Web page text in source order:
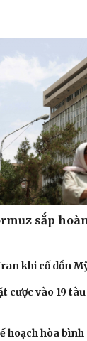
sắp
khi cố dồn
cược vào 19
hoạch hòa